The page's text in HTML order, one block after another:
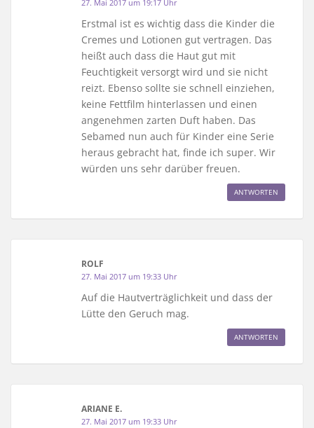
27. Mai 2017 um 19:17 Uhr
Erstmal ist es wichtig dass die Kinder die
Cremes und Lotionen gut vertragen. Das
heißt auch dass die Haut gut mit
Feuchtigkeit versorgt wird und sie nicht
reizt. Ebenso sollte sie schnell einziehen,
keine Fettfilm hinterlassen und einen
angenehmen zarten Duft haben. Das
Sebamed nun auch für Kinder eine Serie
heraus gebracht hat, finde ich super. Wir
würden uns sehr darüber freuen.
ANTWORTEN
ROLF
27. Mai 2017 um 19:33 Uhr
Auf die Hautverträglichkeit und dass der
Lütte den Geruch mag.
ANTWORTEN
ARIANE E.
27. Mai 2017 um 19:33 Uhr